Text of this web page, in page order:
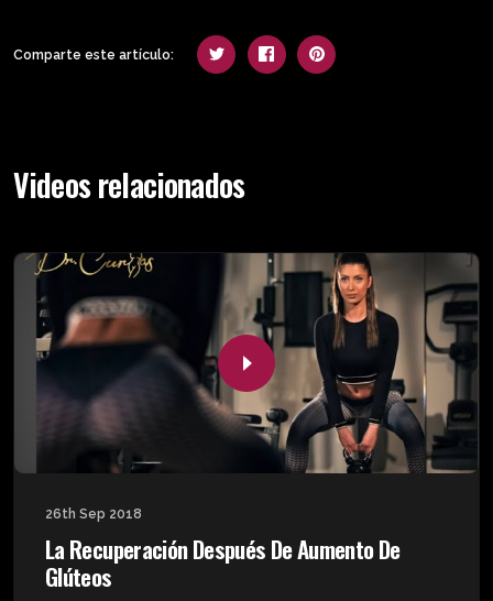
Comparte este artículo:
Videos relacionados
26th Sep 2018
La Recuperación Después De Aumento De
Glúteos